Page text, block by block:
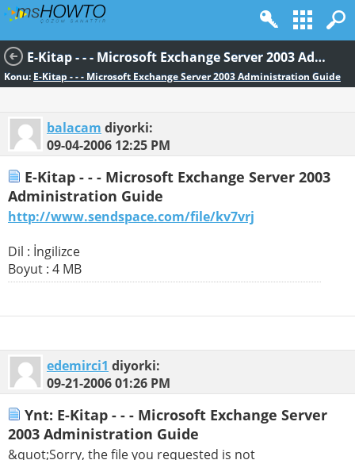
E-Kitap - - - Microsoft Exchange Server 2003 Administration Guide
Konu: E-Kitap - - - Microsoft Exchange Server 2003 Administration Guide
balacam diyorki:
09-04-2006 12:25 PM
E-Kitap - - - Microsoft Exchange Server 2003
Administration Guide
http://www.sendspace.com/file/kv7vrj
Dil : İngilizce
Boyut : 4 MB
edemirci1 diyorki:
09-21-200601:26 PM
Ynt: E-Kitap - - - Microsoft Exchange Server
2003 Administration Guide
&quot;Sorry, the file you requested is not